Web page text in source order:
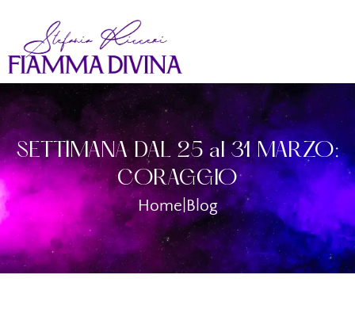
SETTIMANA DAL 25 al 31 MARZO:
CORAGGIO
Home|Blog